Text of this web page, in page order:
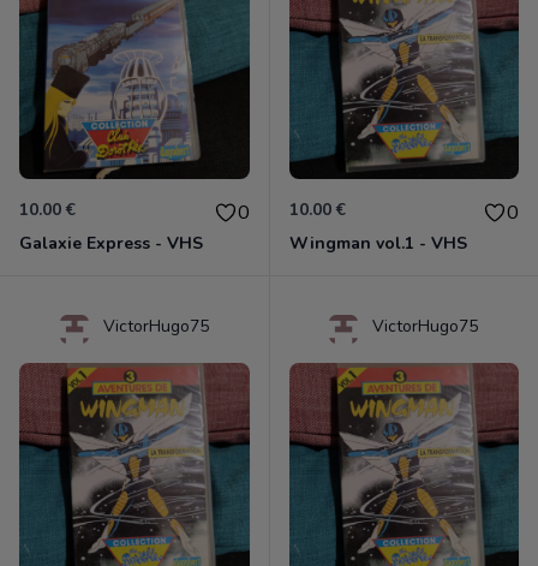
10.00 € 0
Galaxie Express - VHS
10.00 € 0
Wingman vol.1 - VHS
VictorHugo75 VictorHugo75